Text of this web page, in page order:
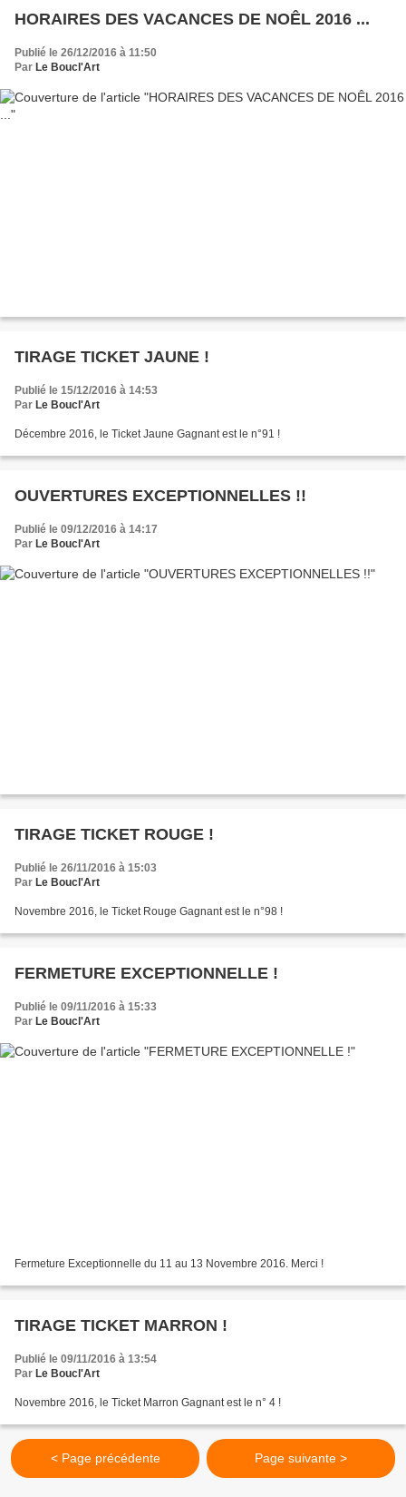
HORAIRES DES VACANCES DE NOÊL 2016 ...
Publié le 26/12/2016 à 11:50
Par Le Boucl'Art
TIRAGE TICKET JAUNE !
Publié le 15/12/2016 à 14:53
Par Le Boucl'Art
Décembre 2016, le Ticket Jaune Gagnant est le n°91 !
OUVERTURES EXCEPTIONNELLES !!
Publié le 09/12/2016 à 14:17
Par Le Boucl'Art
TIRAGE TICKET ROUGE !
Publié le 26/11/2016 à 15:03
Par Le Boucl'Art
Novembre 2016, le Ticket Rouge Gagnant est le n°98 !
FERMETURE EXCEPTIONNELLE !
Publié le 09/11/2016 à 15:33
Par Le Boucl'Art
Fermeture Exceptionnelle du 11 au 13 Novembre 2016. Merci !
TIRAGE TICKET MARRON !
Publié le 09/11/2016 à 13:54
Par Le Boucl'Art
Novembre 2016, le Ticket Marron Gagnant est le n° 4 !
< Page précédente Page suivante >